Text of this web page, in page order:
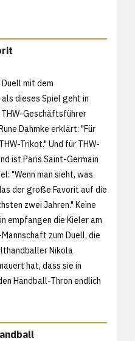
mit dem
dieses Spiel geht in
Geschäftsführer
Dahmke erklärt: "Für
Trikot." Und für THW-
ist Paris Saint-Germain
"Wenn man sieht, was
der große Favorit auf die
zwei Jahren." Keine
empfangen die Kieler am
zum Duell, die
Nikola
hat, dass sie in
Handball-Thron endlich